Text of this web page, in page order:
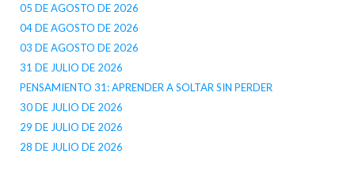
05 DE AGOSTO DE 2026
04 DE AGOSTO DE 2026
03 DE AGOSTO DE 2026
31 DE JULIO DE 2026
PENSAMIENTO 31: APRENDER A SOLTAR SIN PERDER
30 DE JULIO DE 2026
29 DE JULIO DE 2026
28 DE JULIO DE 2026